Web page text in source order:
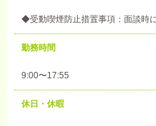
◆受動喫煙防止措置事項：面談時
勤務時間
9:00〜17:55
休日・休暇